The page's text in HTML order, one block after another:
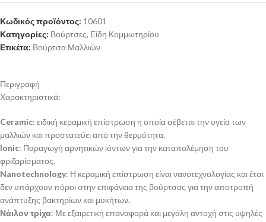
Κωδικός προϊόντος: 10601
Κατηγορίες: Βούρτσες, Είδη Κομμωτηρίου
Ετικέτα: Βούρτσα Μαλλιών
Περιγραφή
Χαρακτηριστικά:
Ceramic: ειδική κεραμική επίστρωση η οποία σέβεται την υγεία των
μαλλιών και προστατεύει από την θερμότητα.
Ionic: Παραγωγή αρνητικών ιόντων για την καταπολέμηση του
φριζαρίσματος.
Nanotechnology: Η κεραμική επίστρωση είναι νανοτεχνολογίας και έτσι
δεν υπάρχουν πόροι στην επιφάνεια της βούρτσας για την αποτροπή
ανάπτυξης βακτηρίων και μυκήτων.
Νάιλον τρίχα: Με εξαιρετική επαναφορά και μεγάλη αντοχή στις υψηλές